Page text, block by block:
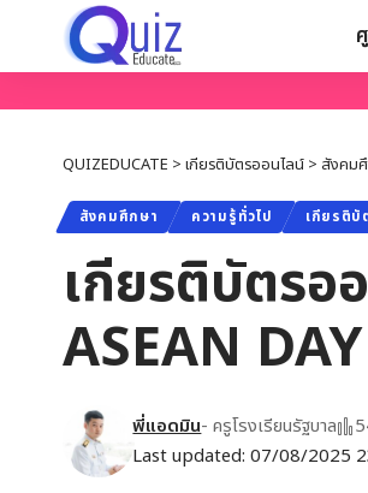
QUIZEDUCATE > เกียรติบัตรออนไลน์ > สังคม
สังคมศึกษา ความรู้ทั่วไป เกียรติบั
เกียรติบัตรอ
ASEAN DAY
Last updated: 07/08/2025
พี่แอดมิน- ครูโรงเรียนรัฐบาล